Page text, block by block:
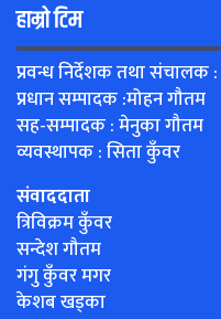
हाम्रो टिम
प्रवन्ध निर्देशक तथा संचालक :
प्रधान सम्पादक :मोहन गौतम
सह-सम्पादक : मेनुका गौतम
व्यवस्थापक : सिता कुँवर
संवाददाता
त्रिविक्रम कुँवर
सन्देश गौतम
गंगु कुँवर मगर
केशब खड्का